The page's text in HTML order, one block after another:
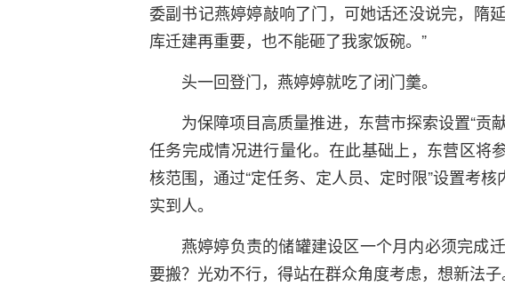
委副书记燕婷婷敲响了门，可她话还没说完，隋
库迁建再重要，也不能砸了我家饭碗。”
头一回登门，燕婷婷就吃了闭门羹。
为保障项目高质量推进，东营市探索设置“贡
任务完成情况进行量化。在此基础上，东营区将
核范围，通过“定任务、定人员、定时限”设置考
实到人。
燕婷婷负责的储罐建设区一个月内必须完成
要搬？光劝不行，得站在群众角度考虑，想新法子